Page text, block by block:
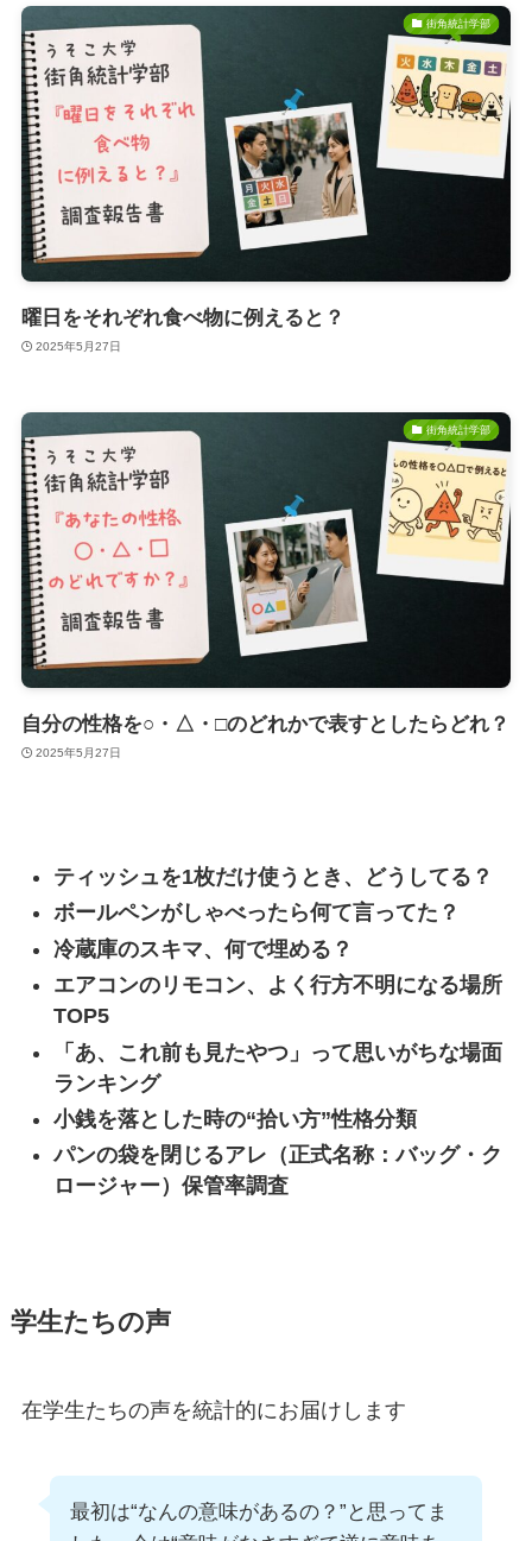
街角統計学部
曜日をそれぞれ食べ物に例えると？
2025年5月27日
街角統計学部
自分の性格を○・△・□のどれかで表すとしたらどれ？
2025年5月27日
ティッシュを1枚だけ使うとき、どうしてる？
ボールペンがしゃべったら何て言ってた？
冷蔵庫のスキマ、何で埋める？
エアコンのリモコン、よく行方不明になる場所
TOP5
「あ、これ前も見たやつ」って思いがちな場面
ランキング
小銭を落とした時の“拾い方”性格分類
パンの袋を閉じるアレ（正式名称：バッグ・ク
ロージャー）保管率調査
学生たちの声
在学生たちの声を統計的にお届けします
最初は“なんの意味があるの？”と思ってま